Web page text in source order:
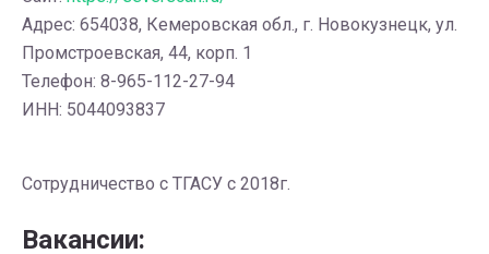
Адрес: 654038, Кемеровская обл., г. Новокузнецк, ул.
Промстроевская, 44, корп. 1
Телефон: 8-965-112-27-94
ИНН: 5044093837
Сотрудничество с ТГАСУ с 2018г.
Вакансии: